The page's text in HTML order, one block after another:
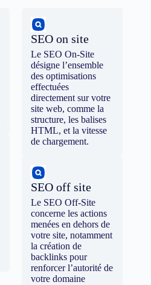
SEO on site
Le SEO On-Site
désigne l’ensemble
des optimisations
effectuées
directement sur votre
site web, comme la
structure, les balises
HTML, et la vitesse
de chargement.
SEO off site
Le SEO Off-Site
concerne les actions
menées en dehors de
votre site, notamment
la création de
backlinks pour
renforcer l’autorité de
votre domaine